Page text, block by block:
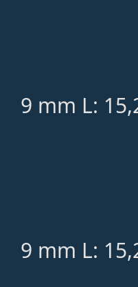
9 mm L:
9 mm L: